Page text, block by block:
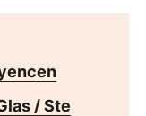
/ Ste